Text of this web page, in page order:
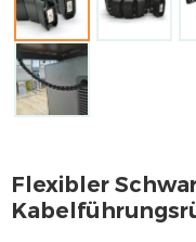
Flexibler